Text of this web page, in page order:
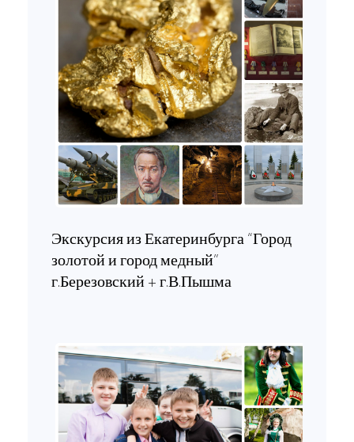
Экскурсия из Екатеринбурга “Город
золотой и город медный”
г.Березовский + г.В.Пышма